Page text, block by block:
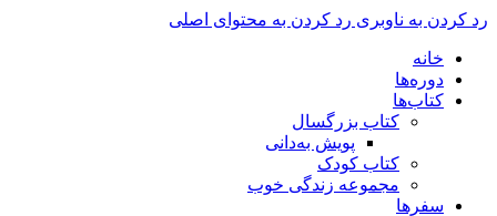
رد کردن به ناوبری رد کردن به محتوای اصلی
خانه
دوره‌ها
کتاب‌ها
کتاب بزرگسال
پویش به‌دانی
کتاب کودک
مجموعه زندگی خوب
سفرها